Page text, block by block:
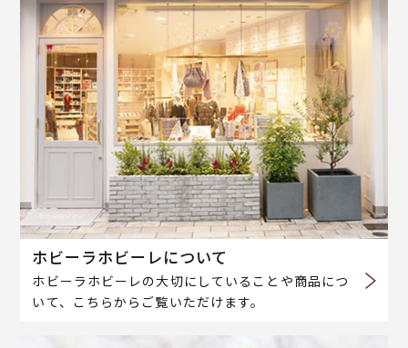
ホビーラホビーレについて
ホビーラホビーレの大切にしていることや商品につ
いて、こちらからご覧いただけます。